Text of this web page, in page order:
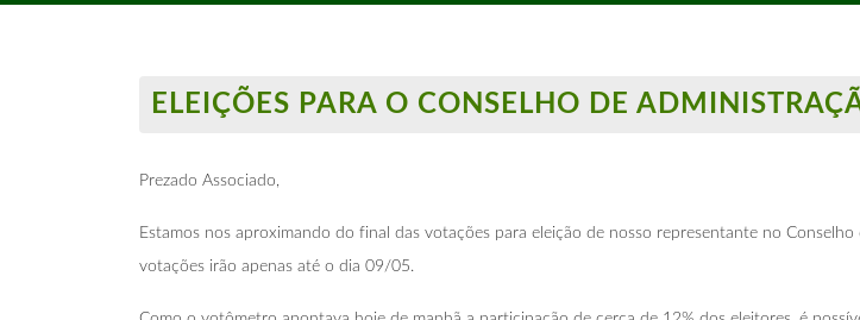
ELEIÇÕES PARA O CONSELHO DE
Prezado Associado,
Estamos nos aproximando do final das votações para eleição de nosso representante no
votações irão apenas até o dia 09/05.